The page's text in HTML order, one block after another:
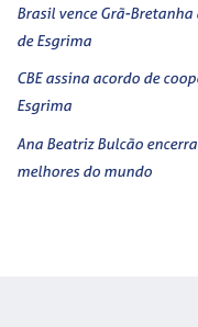
Brasil vence Grã-
de Esgrima
CBE assina acordo de
Esgrima
Ana Beatriz Bulcão
melhores do mundo